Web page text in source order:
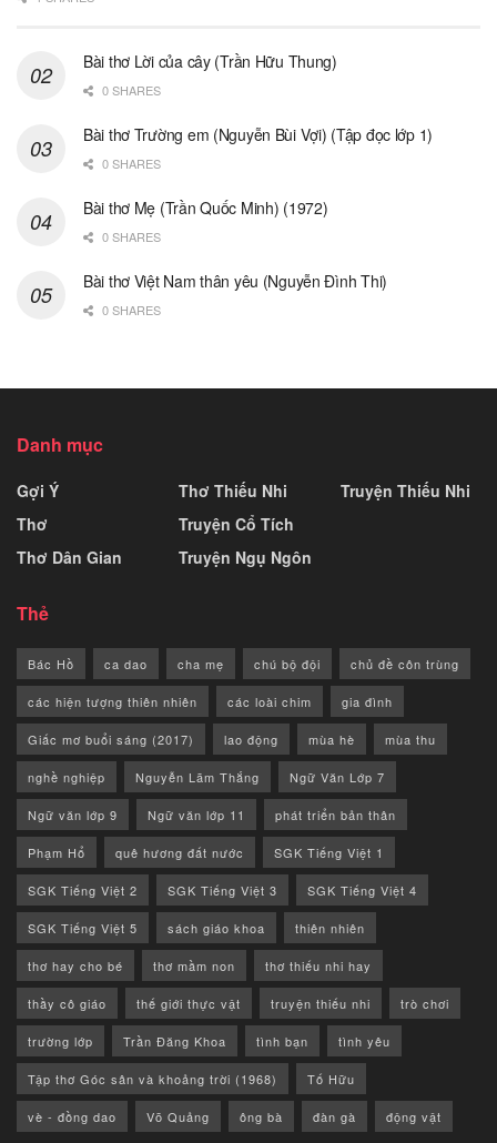
Bài thơ Lời của cây (Trần Hữu Thung)
0 SHARES
Bài thơ Trường em (Nguyễn Bùi Vợi) (Tập đọc lớp 1)
0 SHARES
Bài thơ Mẹ (Trần Quốc Minh) (1972)
0 SHARES
Bài thơ Việt Nam thân yêu (Nguyễn Đình Thi)
0 SHARES
Danh mục
Gợi Ý
Thơ
Thơ Dân Gian
Thơ Thiếu Nhi
Truyện Cổ Tích
Truyện Ngụ Ngôn
Truyện Thiếu Nhi
Thẻ
Bác Hồ ca dao cha mẹ chú bộ đội chủ đề côn trùng
các hiện tượng thiên nhiên các loài chim gia đình
Giấc mơ buổi sáng (2017) lao động mùa hè mùa thu
nghề nghiệp Nguyễn Lãm Thắng Ngữ Văn Lớp 7
Ngữ văn lớp 9 Ngữ văn lớp 11 phát triển bản thân
Phạm Hổ quê hương đất nước SGK Tiếng Việt 1
SGK Tiếng Việt 2 SGK Tiếng Việt 3 SGK Tiếng Việt 4
SGK Tiếng Việt 5 sách giáo khoa thiên nhiên
thơ hay cho bé thơ mầm non thơ thiếu nhi hay
thầy cô giáo thế giới thực vật truyện thiếu nhi trò chơi
trường lớp Trần Đăng Khoa tình bạn tình yêu
Tập thơ Góc sân và khoảng trời (1968) Tố Hữu
vè - đồng dao Võ Quảng ông bà đàn gà động vật